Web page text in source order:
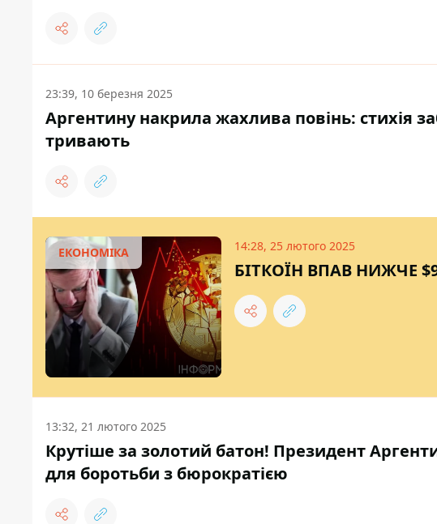
23:39, 10 березня 2025
Аргентину накрила жахлива повінь: стихія
тривають
ЕКОНОМІКА 14:28, 25 лютого 2025
БІТКОЇН ВПАВ НИЖЧЕ
13:32, 21 лютого 2025
Крутіше за золотий батон! Президент
для боротьби з бюрократією